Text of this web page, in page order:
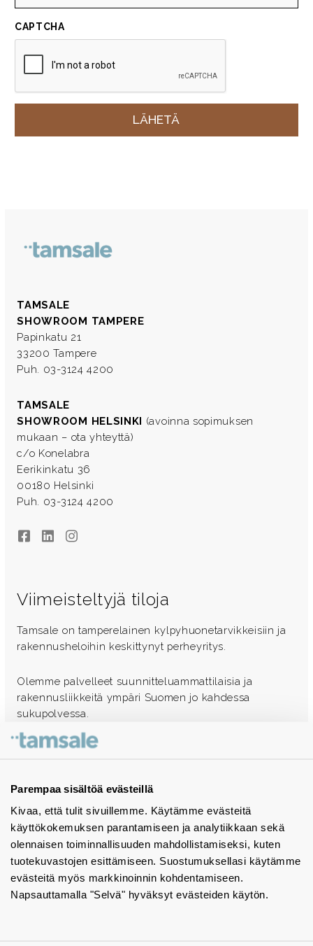
Parempaa sisältöä evästeillä
Kivaa, että tulit sivuillemme. Käytämme evästeitä
käyttökokemuksen parantamiseen ja analytiikkaan sekä
olennaisen toiminnallisuuden mahdollistamiseksi, kuten
tuotekuvastojen esittämiseen. Suostumuksellasi käytämme
evästeitä myös markkinoinnin kohdentamiseen.
Napsauttamalla "Selvä" hyväksyt evästeiden käytön.
CAPTCHA
TAMSALE
SHOWROOM TAMPERE
Papinkatu 21
33200 Tampere
Puh. 03-3124 4200
TAMSALE
SHOWROOM HELSINKI (avoinna sopimuksen
mukaan – ota yhteyttä)
c/o Konelabra
Eerikinkatu 36
00180 Helsinki
Puh. 03-3124 4200
FacebookLinkedInInstagram
Viimeisteltyjä tiloja
Tamsale on tamperelainen kylpyhuonetarvikkeisiin ja
rakennusheloihin keskittynyt perheyritys.
Olemme palvelleet suunnitteluammattilaisia ja
rakennusliikkeitä ympäri Suomen jo kahdessa
sukupolvessa.
Ota yhteyttä - autamme mielellämme
Tuotekuvastot
Instagram
BIM-objektit
Yhteystiedot
Tiedotteet